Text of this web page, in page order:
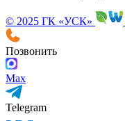
© 2025 ГК «УСК»
Позвонить
Max
Telegram